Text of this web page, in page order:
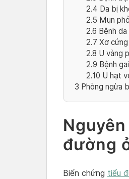
2.4 Da bị
2.5 Mụn
2.6 Bệnh
2.7 Xơ
2.8 U vàng
2.9 Bệnh
2.10 U hạt
3 Phòng ngừa
đường
Biến chứng tiểu